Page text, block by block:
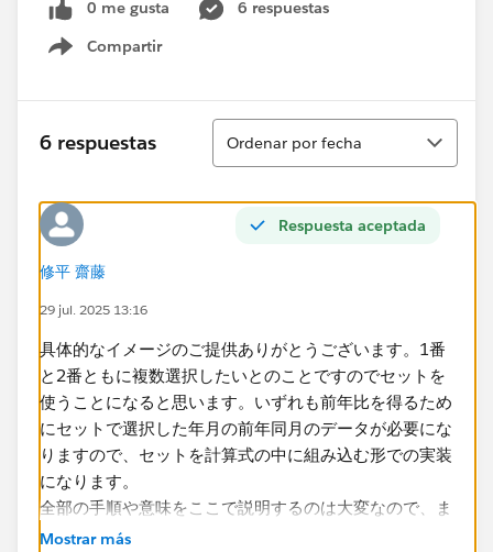
先日ご助言いただいたのは以下画像のものです。
かと社内で意見が出ており、対応に苦慮しているところ
皆様のお知恵をお借りできれば幸いです。
よろしくお願いします。
0 me gusta
6 respuestas
Compartir
Show menu
6 respuestas
Ordenar
Ordenar por fecha
Respuesta aceptada
修平 齋藤
29 jul. 2025 13:16
具体的なイメージのご提供ありがとうございます。1番
と2番ともに複数選択したいとのことですのでセットを
使うことになると思います。いずれも前年比を得るため
にセットで選択した年月の前年同月のデータが必要にな
りますので、セットを計算式の中に組み込む形での実装
になります。
全部の手順や意味をここで説明するのは大変なので、ま
ずはこちらに添付したサンプルワークブックを見ていた
Mostrar más